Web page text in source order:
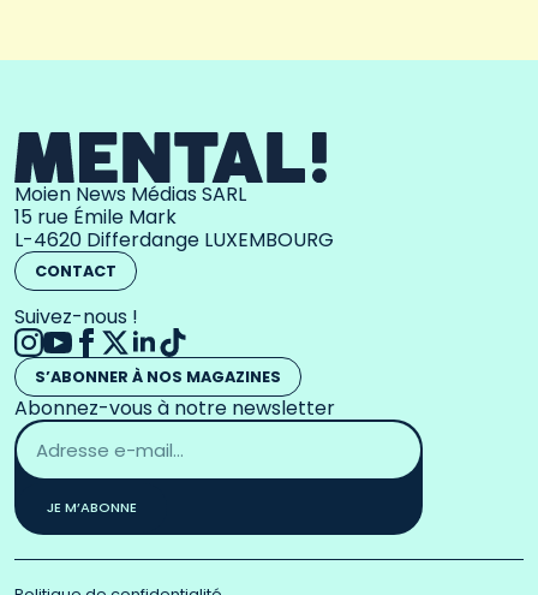
Moien News Médias SARL
15 rue Émile Mark
L-4620 Differdange LUXEMBOURG
CONTACT
Suivez-nous !
S’ABONNER À NOS MAGAZINES
Abonnez-vous à notre newsletter
Adresse
email
*
JE M’ABONNE